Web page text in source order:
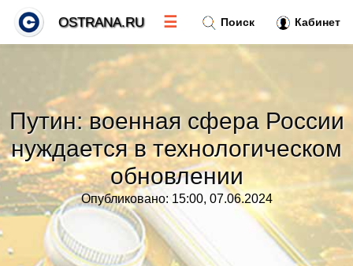
Путин: военная сфера России
нуждается в технологическом
обновлении
Опубликовано: 15:00, 07.06.2024
Поиск Кабинет
OSTRANA.RU ☰
Тренды новостей »
Рубрики»
Правила